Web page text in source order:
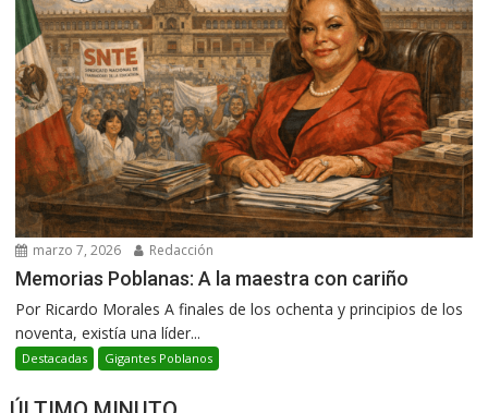
marzo 7, 2026 Redacción
Memorias Poblanas: A la maestra con cariño
Por Ricardo Morales A finales de los ochenta y principios de los
noventa, existía una líder...
Destacadas Gigantes Poblanos